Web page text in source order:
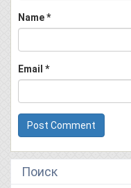
Name*
Email *
Поиск